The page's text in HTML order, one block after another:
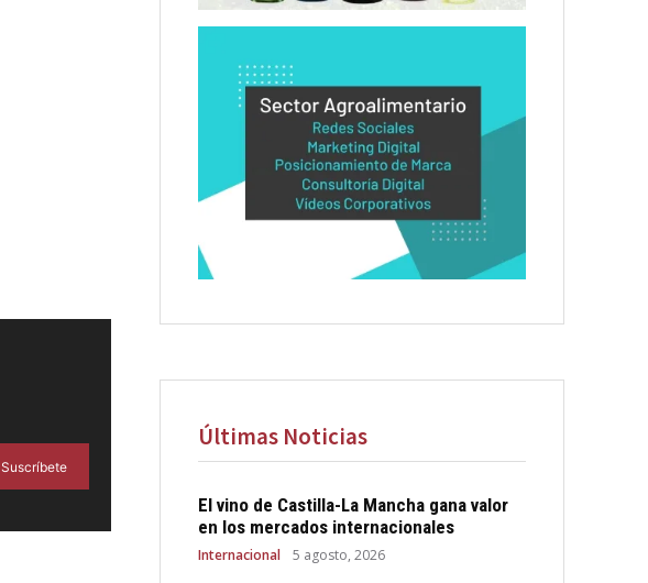
Suscríbete
Últimas Noticias
El vino de Castilla-La Mancha gana valor
en los mercados internacionales
Internacional 5 agosto, 2026